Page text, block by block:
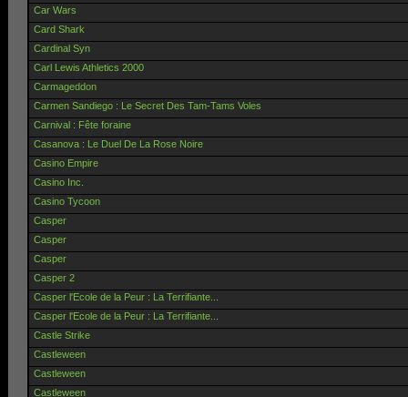
Car Wars
Card Shark
Cardinal Syn
Carl Lewis Athletics 2000
Carmageddon
Carmen Sandiego : Le Secret Des Tam-Tams Voles
Carnival : Fête foraine
Casanova : Le Duel De La Rose Noire
Casino Empire
Casino Inc.
Casino Tycoon
Casper
Casper
Casper
Casper 2
Casper l'Ecole de la Peur : La Terrifiante...
Casper l'Ecole de la Peur : La Terrifiante...
Castle Strike
Castleween
Castleween
Castleween